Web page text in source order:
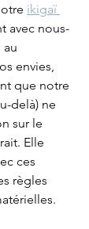
ikigaï
avec nous-
au
envies,
que notre
delà) ne
sur le
Elle
ces
règles